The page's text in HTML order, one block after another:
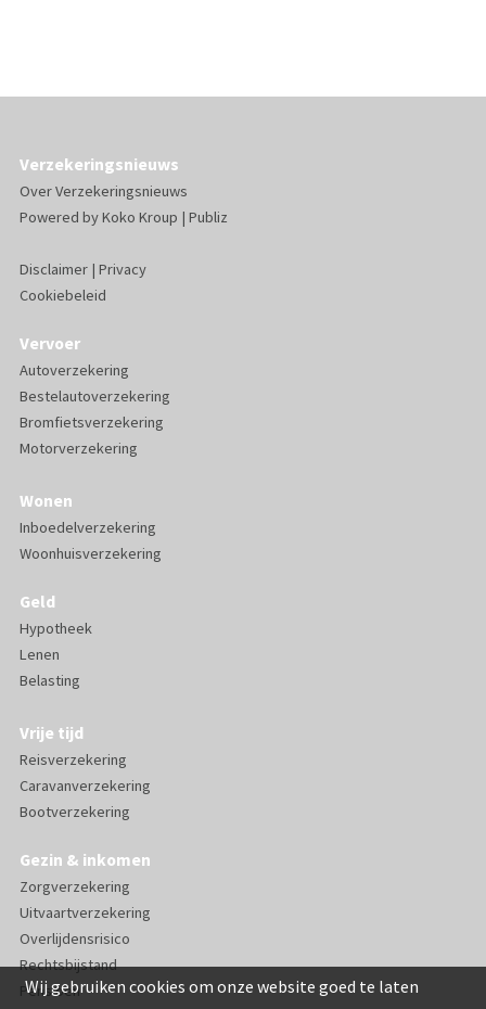
Wij gebruiken cookies om onze website goed te laten
Verzekeringsnieuws
Over Verzekeringsnieuws
Powered byKoko Kroup | Publiz
Disclaimer| Privacy
Cookiebeleid
Vervoer
Autoverzekering
Bestelautoverzekering
Bromfietsverzekering
Motorverzekering
Wonen
Inboedelverzekering
Woonhuisverzekering
Geld
Hypotheek
Lenen
Belasting
Vrije tijd
Reisverzekering
Caravanverzekering
Bootverzekering
Gezin & inkomen
Zorgverzekering
Uitvaartverzekering
Overlijdensrisico
Rechtsbijstand
Pensioen